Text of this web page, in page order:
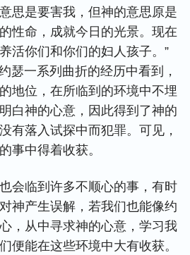
思是要害我，但神的意思原是
性命，成就今日的光景。现在
活你们和你们的妇人孩子。”
瑟一系列曲折的经历中看到，
地位，在所临到的环境中不埋
白神的心意，因此得到了神的
有落入试探中而犯罪。可见，
事中得着收获。
会临到许多不顺心的事，有时
神产生误解，若我们也能像约
，从中寻求神的心意，学习我
便能在这些环境中大有收获。